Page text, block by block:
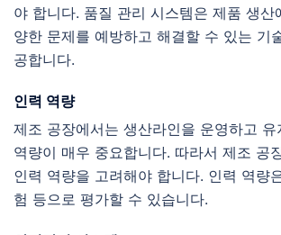
야 합니다. 품질 관리 시스템은 제품 생산
양한 문제를 예방하고 해결할 수 있는 기
공합니다.
인력 역량
제조 공장에서는 생산라인을 운영하고 유
역량이 매우 중요합니다. 따라서 제조 공
인력 역량을 고려해야 합니다. 인력 역량
험 등으로 평가할 수 있습니다.